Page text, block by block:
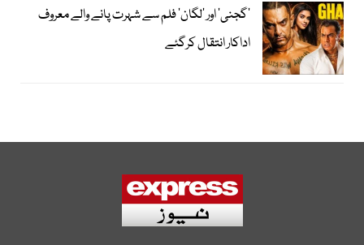
’گجنی‘ اور ’لگان‘ فلم سے شہرت پانے والے معروف
اداکار انتقال کرگئے